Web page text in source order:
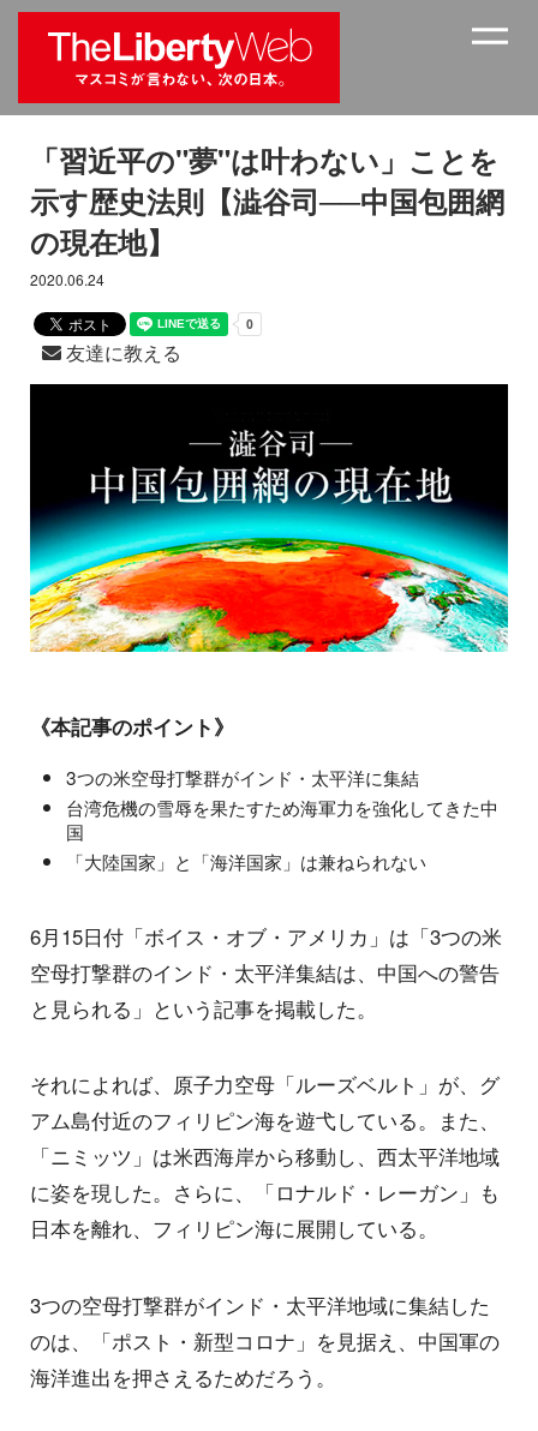
「習近平の"夢"は叶わない」ことを
示す歴史法則【澁谷司──中国包囲網
の現在地】
2020.06.24
友達に教える
《本記事のポイント》
3つの米空母打撃群がインド・太平洋に集結
台湾危機の雪辱を果たすため海軍力を強化してきた中
国
「大陸国家」と「海洋国家」は兼ねられない
6月15日付「ボイス・オブ・アメリカ」は「3つの米
空母打撃群のインド・太平洋集結は、中国への警告
と見られる」という記事を掲載した。
それによれば、原子力空母「ルーズベルト」が、グ
アム島付近のフィリピン海を遊弋している。また、
「ニミッツ」は米西海岸から移動し、西太平洋地域
に姿を現した。さらに、「ロナルド・レーガン」も
日本を離れ、フィリピン海に展開している。
3つの空母打撃群がインド・太平洋地域に集結した
のは、「ポスト・新型コロナ」を見据え、中国軍の
海洋進出を押さえるためだろう。